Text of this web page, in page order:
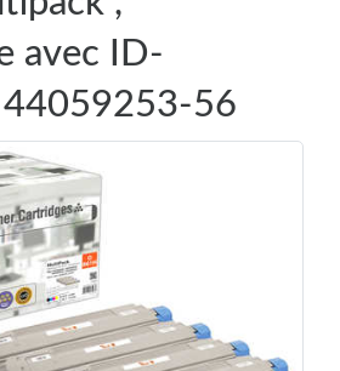
avec ID-
44059253-56